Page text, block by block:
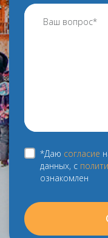
*Даю согласие
данных, с
ознакомлен